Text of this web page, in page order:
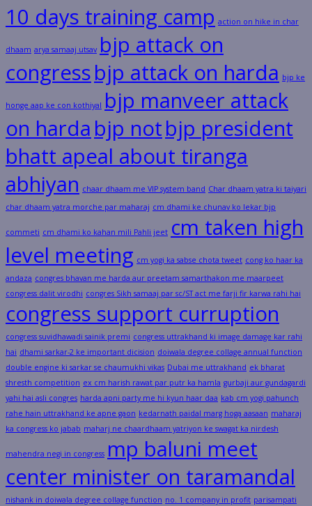
10 days training camp action on hike in char
dhaam arya samaaj utsav bjp attack on
congressbjp attack on harda bjp ke
honge aap ke con kothiyal bjp manveer attack
on harda bjp notbjp president
bhatt apeal about tiranga
abhiyan chaar dhaam me VIP system band Char dhaam yatra ki taiyari
char dhaam yatra morche par maharaj cm dhami ke chunav ko lekar bjp
commeti cm dhami ko kahan mili Pahli jeet cm taken high
level meeting cm yogi ka sabse chota tweet cong ko haar ka
andaza congres bhavan me harda aur preetam samarthakon me maarpeet
congress dalit virodhi congres Sikh samaaj par sc/ST act me farji fir karwa rahi hai
congress support curruption
congress suvidhawadi sainik premi congress uttrakhand ki image damage kar rahi
hai dhami sarkar-2 ke important dicision doiwala degree collage annual function
double engine ki sarkar se chaumukhi vikas Dubai me uttrakhand ek bharat
shresth competition ex cm harish rawat par putr ka hamla gurbaji aur gundagardi
yahi hai asli congres harda apni party me hi kyun haar daa kab cm yogi pahunch
rahe hain uttrakhand ke apne gaon kedarnath paidal marg hoga aasaan maharaj
ka congress ko jabab maharj ne chaardhaam yatriyon ke swagat ka nirdesh
mahendra negi in congress mp baluni meet
center minister on taramandal
nishank in doiwala degree collage function no. 1 company in profit parisampati